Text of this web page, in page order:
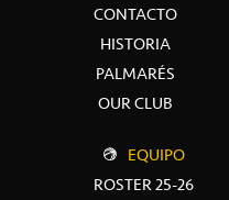
CONTACTO
HISTORIA
PALMARÉS
OUR CLUB
EQUIPO
ROSTER 25-26